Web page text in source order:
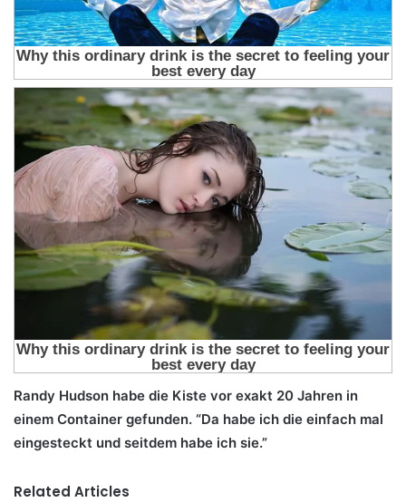
Randy Hudson habe die Kiste vor exakt 20 Jahren in
einem Container gefunden. “Da habe ich die einfach mal
eingesteckt und seitdem habe ich sie.”
Related Articles